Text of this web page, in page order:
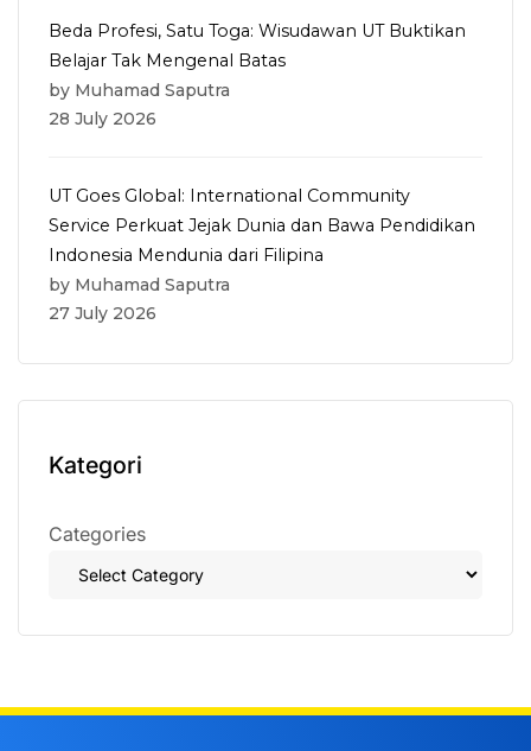
Beda Profesi, Satu Toga: Wisudawan UT Buktikan
Belajar Tak Mengenal Batas
by Muhamad Saputra
28 July 2026
UT Goes Global: International Community
Service Perkuat Jejak Dunia dan Bawa Pendidikan
Indonesia Mendunia dari Filipina
by Muhamad Saputra
27 July 2026
Kategori
Categories